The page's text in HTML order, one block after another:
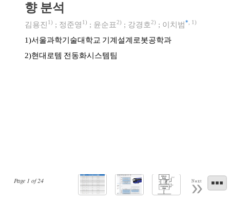
Page 1 of24 Next
향 분석
김용진 1) ; 정준영 1) ; 윤순표2) ; 강경호2) ; 이치범* 1)
1)서울과학기술대학교 기계설계로봇공학과
2)현대로템 전동화시스템팀